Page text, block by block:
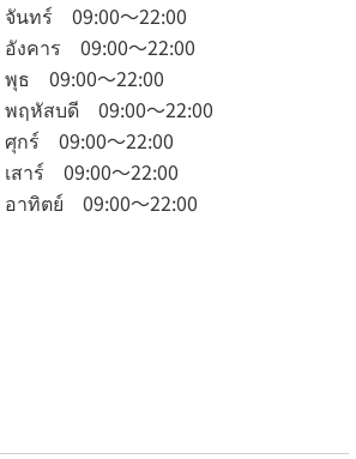
จันทร์ 09:00～22:00
อังคาร 09:00～22:00
พุธ 09:00～22:00
พฤหัสบดี 09:00～22:00
ศุกร์ 09:00～22:00
เสาร์ 09:00～22:00
อาทิตย์ 09:00～22:00